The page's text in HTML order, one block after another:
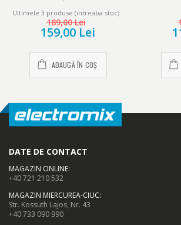
Include cap de tundere si pieptene pentru
Include cap de tundere si pieptene pentru
a tunde si a contura zonele intime cu mai
1 accesoriu pentru corp si
picioare, Roz
Ultimele 3 produse (intreaba stoc)
189,00 Lei
159,00 Lei
ADAUGĂ ÎN COȘ
DATE DE CONTACT
MAGAZIN ONLINE:
+40 721 210 532
MAGAZIN MIERCUREA-CIUC:
Str. Kossuth Lajos, Nr. 43
+40 733 090 990